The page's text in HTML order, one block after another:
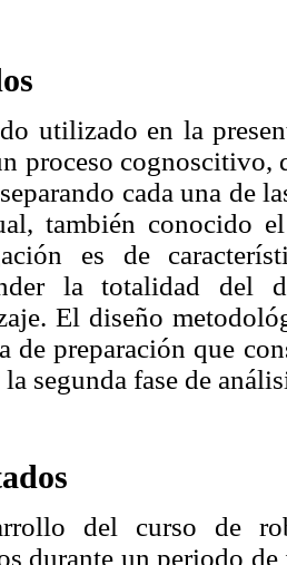
utilizado en la
proceso cognoscitivo,
cada una de
también conocido
es de
la totalidad del
El diseño
de preparación que
segunda fase de
del curso de
durante un periodo de